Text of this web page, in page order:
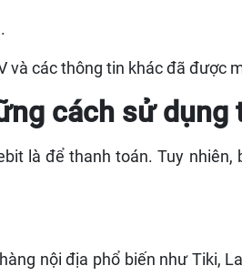
và các thông tin khác đã được
cách sử dụng
là để thanh toán. Tuy
nội địa phổ biến như Tiki,